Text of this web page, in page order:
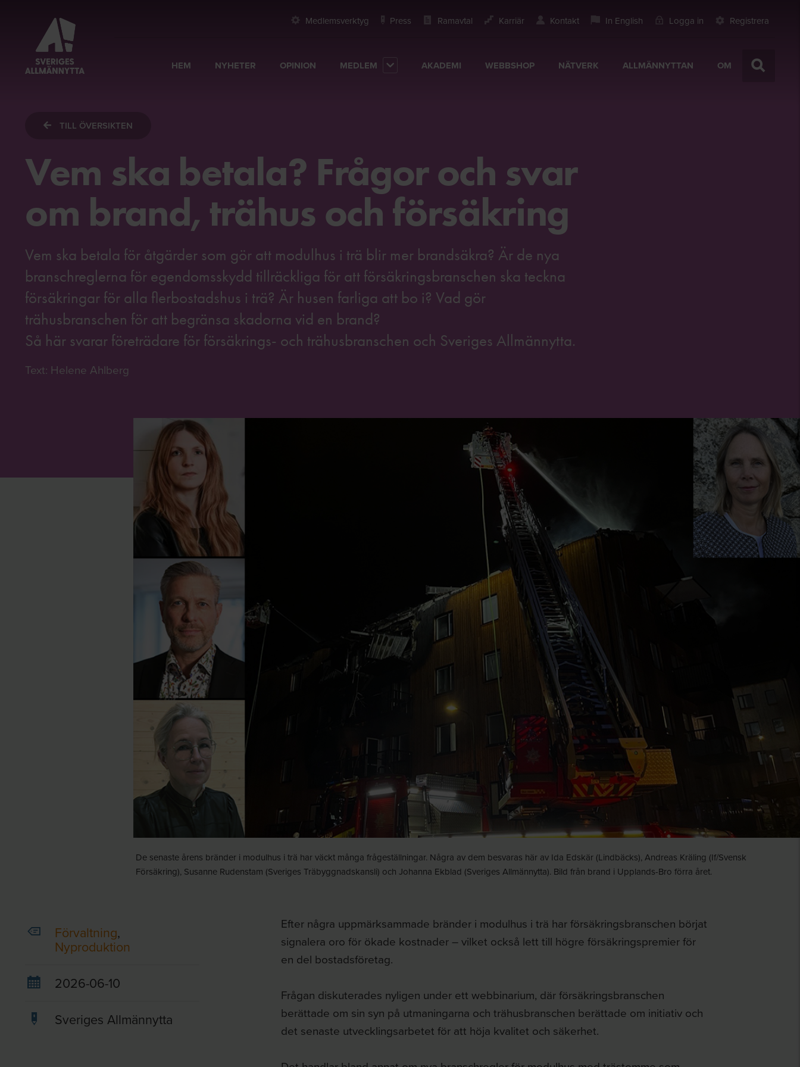
Medlemsverktyg Press Ramavtal Karriär Kontakt In English Logga in Registrera
HEM NYHETER OPINION MEDLEM AKADEMI WEBBSHOP NÄTVERK ALLMÄNNYTTAN OM
TILL ÖVERSIKTEN
Vem ska betala? Frågor och svar
om brand, trähus och försäkring
Vem ska betala för åtgärder som gör att modulhus i trä blir mer brandsäkra? Är de nya
branschreglerna för egendomsskydd tillräckliga för att försäkringsbranschen ska teckna
försäkringar för alla flerbostadshus i trä? Är husen farliga att bo i? Vad gör
trähusbranschen för att begränsa skadorna vid en brand?
Så här svarar företrädare för försäkrings- och trähusbranschen och Sveriges Allmännytta.
Text: Helene Ahlberg
De senaste årens bränder i modulhus i trä har väckt många frågeställningar. Några av dem besvaras här av Ida Edskär (Lindbäcks), Andreas Kräling (If/Svensk
Försäkring), Susanne Rudenstam (Sveriges Träbyggnadskansli) och Johanna Ekblad (Sveriges Allmännytta). Bild från brand i Upplands-Bro förra året.
Förvaltning,
Nyproduktion
2026-06-10
Sveriges Allmännytta
Efter några uppmärksammade bränder i modulhus i trä har försäkringsbranschen börjat
signalera oro för ökade kostnader – vilket också lett till högre försäkringspremier för
en del bostadsföretag.
Frågan diskuterades nyligen under ett webbinarium, där försäkringsbranschen
berättade om sin syn på utmaningarna och trähusbranschen berättade om initiativ och
det senaste utvecklingsarbetet för att höja kvalitet och säkerhet.